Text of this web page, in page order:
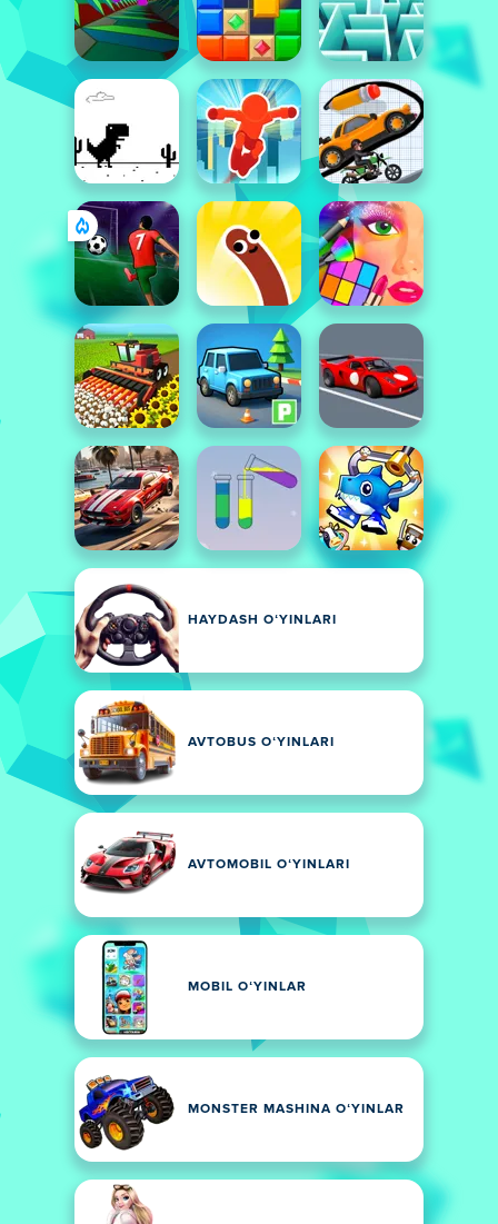
HAYDASH OʻYINLARI
AVTOBUS OʻYINLARI
AVTOMOBIL OʻYINLARI
MOBIL OʻYINLAR
MONSTER MASHINA OʻYINLAR